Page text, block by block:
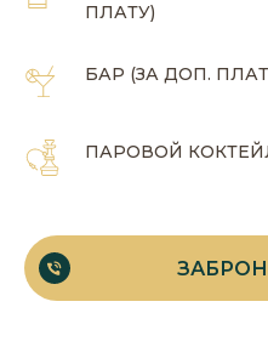
ПЛАТУ)
БАР (ЗА ДОП.
ПАРОВОЙ